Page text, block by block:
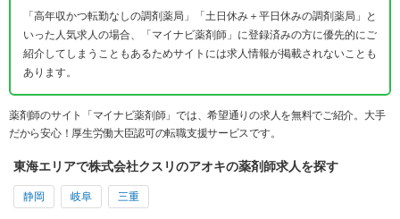
「高年収かつ転勤なしの調剤薬局」「土日休み＋平日休みの調剤薬局」と
いった人気求人の場合、「マイナビ薬剤師」に登録済みの方に優先的にご
紹介してしまうこともあるためサイトには求人情報が掲載されないことも
あります。
薬剤師のサイト「マイナビ薬剤師」では、希望通りの求人を無料でご紹介。大手
だから安心！厚生労働大臣認可の転職支援サービスです。
東海エリアで株式会社クスリのアオキの薬剤師求人を探す
静岡 岐阜 三重